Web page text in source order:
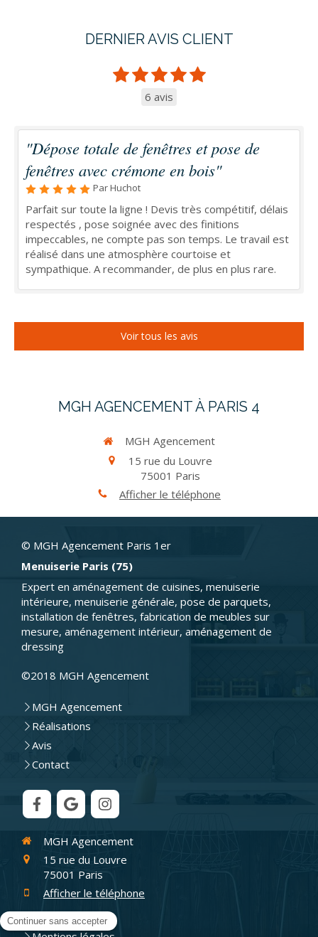
DERNIER AVIS CLIENT
6 avis
"Dépose totale de fenêtres et pose de
fenêtres avec crémone en bois"
Par Huchot
Parfait sur toute la ligne ! Devis très compétitif, délais
respectés , pose soignée avec des finitions
impeccables, ne compte pas son temps. Le travail est
réalisé dans une atmosphère courtoise et
sympathique. A recommander, de plus en plus rare.
Voir tous les avis
MGH AGENCEMENT À PARIS 4
MGH Agencement
15 rue du Louvre
75001 Paris
Afficher le téléphone
© MGH Agencement Paris 1er
Menuiserie Paris (75)
Expert en aménagement de cuisines, menuiserie
intérieure, menuiserie générale, pose de parquets,
installation de fenêtres, fabrication de meubles sur
mesure, aménagement intérieur, aménagement de
dressing
©2018 MGH Agencement
MGH Agencement
Réalisations
Avis
Contact
MGH Agencement
15 rue du Louvre
75001 Paris
Afficher le téléphone
Plan du site